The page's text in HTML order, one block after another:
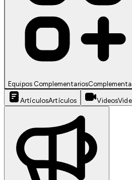
Equipos Complementarios
ArtículosArtículos Videos